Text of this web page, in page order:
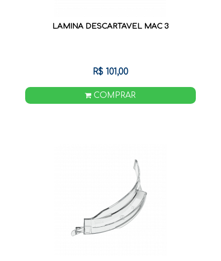
LAMINA DESCARTAVEL MAC 3
R$ 101,00
COMPRAR